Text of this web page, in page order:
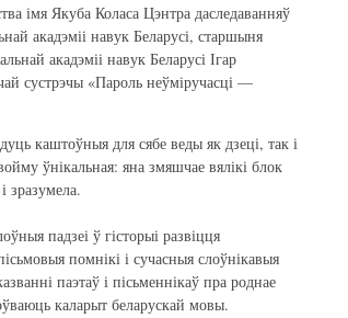
імя Якуба Коласа Цэнтра даследаванняў
акадэміі навук Беларусі, старшыня
акадэміі навук Беларусі Ігар
сустрэчы «Пароль неўміручасці —
каштоўныя для сябе веды як дзеці, так і
ўнікальная: яна змяшчае вялікі блок
зразумела.
падзеі ў гісторыі развіцця
помнікі і сучасныя слоўнікавыя
паэтаў і пісьменнікаў пра роднае
каларыт беларускай мовы.